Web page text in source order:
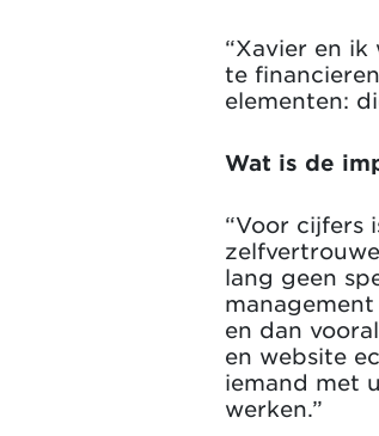
“Xavier en
te
elementen:
Wat is de
“Voor cijfers
lang geen
en dan
en website
iemand met
werken.”